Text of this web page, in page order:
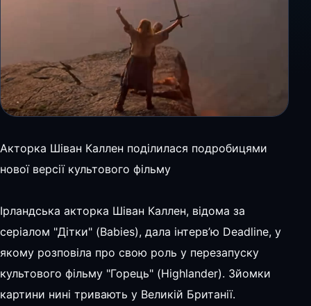
Акторка Шіван Каллен поділилася подробицями
нової версії культового фільму
Ірландська акторка Шіван Каллен, відома за
серіалом "Дітки" (Babies), дала інтерв’ю Deadline, у
якому розповіла про свою роль у перезапуску
культового фільму "Горець" (Highlander). Зйомки
картини нині тривають у Великій Британії.